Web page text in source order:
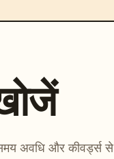
अवधि और कीवर्ड्स से